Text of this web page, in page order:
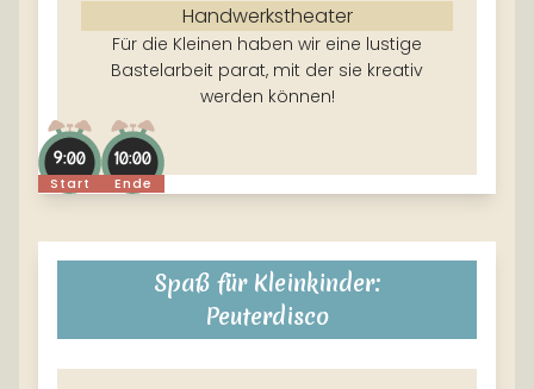
Handwerkstheater
Für die Kleinen haben wir eine lustige
Bastelarbeit parat, mit der sie kreativ
werden können!
Start
9:00
Ende
10:00
Spaß für Kleinkinder:
Peuterdisco